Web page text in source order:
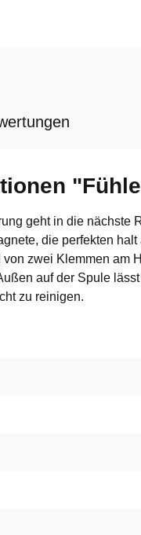
geht in die nächste
die perfekten
zwei Klemmen am
auf der Spule
zu reinigen.